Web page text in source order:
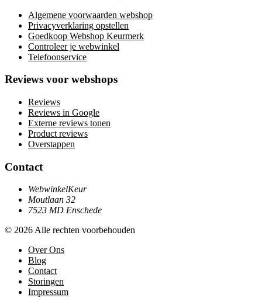
Algemene voorwaarden webshop
Privacyverklaring opstellen
Goedkoop Webshop Keurmerk
Controleer je webwinkel
Telefoonservice
Reviews voor webshops
Reviews
Reviews in Google
Externe reviews tonen
Product reviews
Overstappen
Contact
WebwinkelKeur
Moutlaan 32
7523 MD Enschede
© 2026 Alle rechten voorbehouden
Over Ons
Blog
Contact
Storingen
Impressum